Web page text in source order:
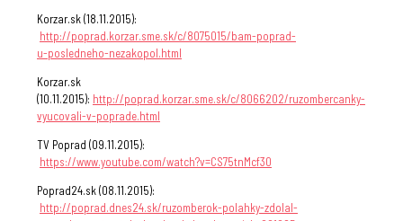
Korzar.sk (18.11.2015):
http://poprad.korzar.sme.sk/c/8075015/bam-poprad-
u-posledneho-nezakopol.html
Korzar.sk
(10.11.2015): http://poprad.korzar.sme.sk/c/8066202/ruzombercanky-
vyucovali-v-poprade.html
TV Poprad (09.11.2015):
https://www.youtube.com/watch?v=CS75tnMcf30
Poprad24.sk (08.11.2015):
http://poprad.dnes24.sk/ruzomberok-polahky-zdolal-